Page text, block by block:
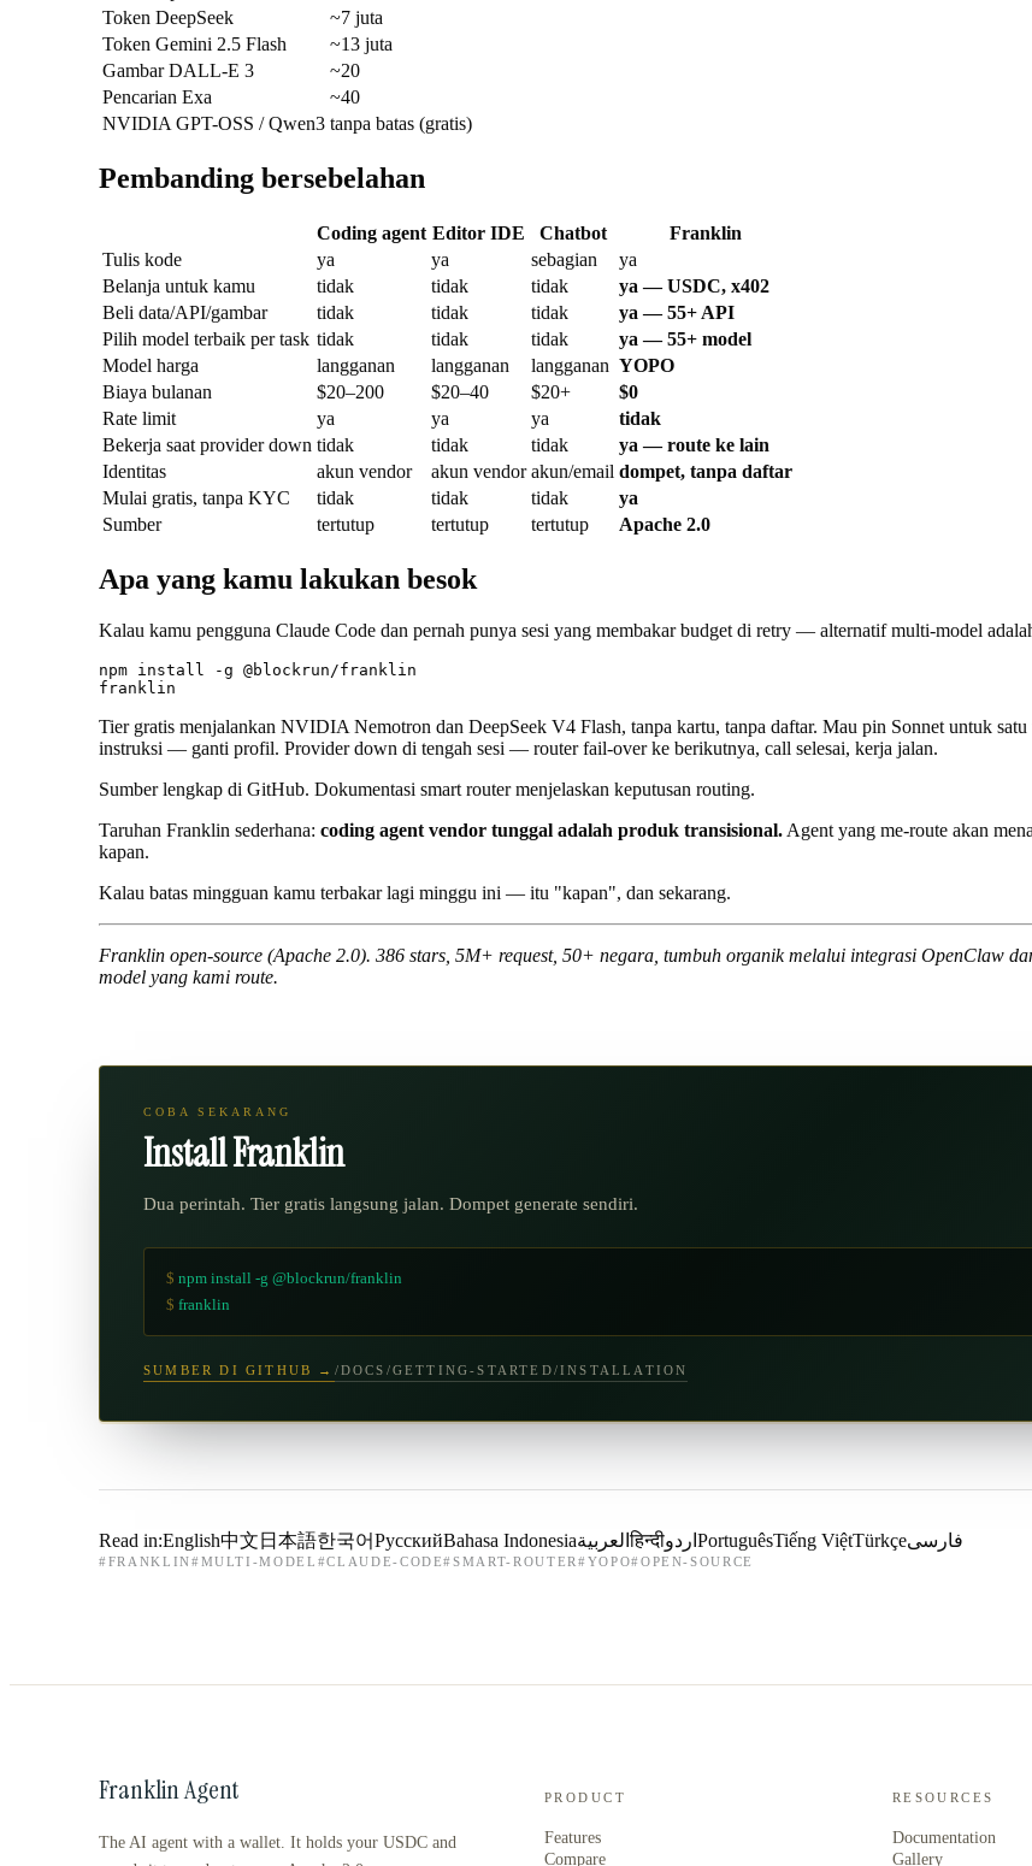
Token DeepSeek
~7 juta
Token Gemini 2.5 Flash
~13 juta
Gambar DALL-E 3
~20
Pencarian Exa
~40
NVIDIA GPT-OSS / Qwen3 tanpa batas (gratis)
Pembanding bersebelahan
Coding agent Editor IDE Chatbot
Franklin
Tulis kode
ya ya sebagian
ya
Belanja untuk kamu
tidak tidak tidak
ya — USDC, x402
Beli data/API/gambar
tidak tidak tidak
ya — 55+ API
Pilih model terbaik per task tidak tidak tidak
ya — 55+ model
Model harga
langganan langganan langganan YOPO
Biaya bulanan
$20–200 $20–40 $20+
$0
Rate limit
ya ya ya
tidak
Bekerja saat provider down tidak tidak tidak
ya — route ke lain
Identitas
akun vendor akun vendor akun/email dompet, tanpa daftar
Mulai gratis, tanpa KYC
tidak tidak tidak
ya
Sumber
tertutup tertutup tertutup Apache 2.0
Apa yang kamu lakukan besok
Kalau kamu pengguna Claude Code dan pernah punya sesi yang membakar budget di retry — alternatif multi-model
npm install -g @blockrun/franklin
Tier gratis menjalankan NVIDIA Nemotron dan DeepSeek V4 Flash, tanpa kartu, tanpa daftar. Mau pin Sonnet untuk
instruksi — ganti profil. Provider down di tengah sesi — router fail-over ke berikutnya, call selesai, kerja jalan.
Sumber lengkap di GitHub. Dokumentasi smart routermenjelaskan keputusan routing.
Taruhan Franklin sederhana: coding agent vendor tunggal adalah produk transisional. Agent yang me-route akan
kapan.
Kalau batas mingguan kamu terbakar lagi minggu ini — itu "kapan", dan sekarang.
Franklin open-source (Apache 2.0). 386 stars, 5M+ request, 50+ negara, tumbuh organik melalui integrasi OpenClaw
model yang kami route.
COBA SEKARANG
Install Franklin
Dua perintah. Tier gratis langsung jalan. Dompet generate sendiri.
$ npm install -g @blockrun/franklin
$ franklin
SUMBER DI GITHUB → /DOCS/GETTING-STARTED/INSTALLATION
Read in:English中文 日本語한국어РусскийBahasa Indonesiaالعربيةहिन्दीاردو PortuguêsTiếng ViệtTürkçeفارسی
# FRANKLIN# MULTI-MODEL #CLAUDE-CODE#SMART-ROUTER # YOPO# OPEN-SOURCE
Franklin Agent
The AI agent with a wallet. It holds your USDC and
PRODUCT
Features
Compare
RESOURCES
Documentation
Gallery